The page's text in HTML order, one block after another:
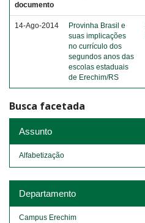
documento
14-Ago-2014
Provinha Brasil e
suas implicações
no currículo dos
segundos anos das
escolas estaduais
de Erechim/RS
Busca facetada
Assunto
Alfabetização
Departamento
Campus Erechim